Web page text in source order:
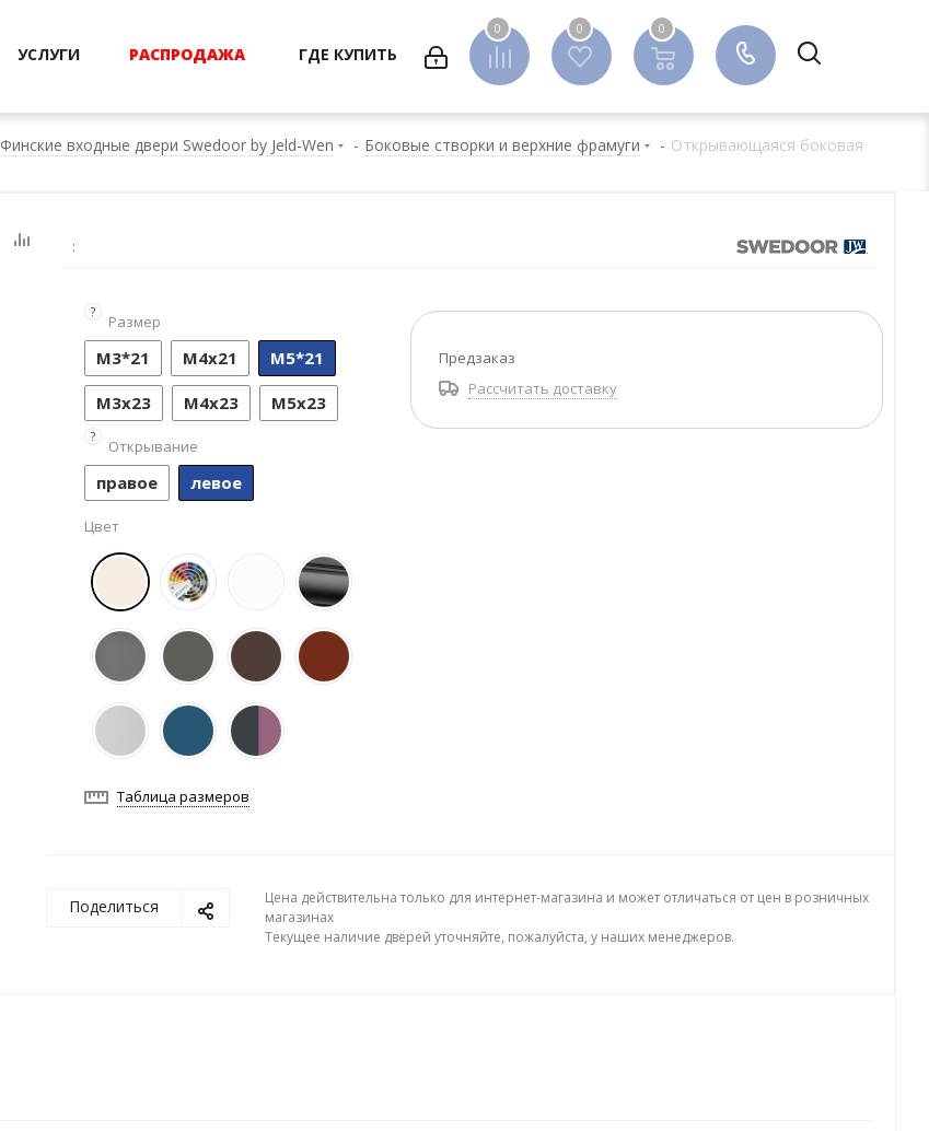
0 0 0
0
УСЛУГИ РАСПРОДАЖА ГДЕ КУПИТЬ
Финские входные двери Swedoor by Jeld-Wen - Боковые створки и верхние фрамуги - Открывающаяся боковая
:
Предзаказ
Рассчитать доставку
?
Размер
М3*21 М4х21 М5*21
М3х23 М4х23 М5х23
?
Открывание
правое левое
Цвет
Таблица размеров
Поделиться
Цена действительна только для интернет-магазина и может отличаться от цен в розничных
магазинах
Текущее наличие дверей уточняйте, пожалуйста, у наших менеджеров.